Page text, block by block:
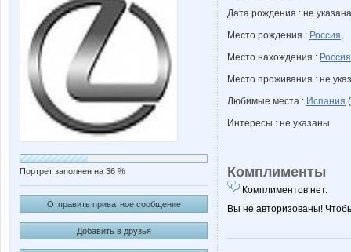
Портрет заполнен на 36 %
Отправить приватное сообщение
Добавить в друзья
Дата рождения : не указана
Место рождения : Россия,
Место нахождения : Россия
Место проживания : не
Любимые места : Испания
Интересы : не указаны
Комплименты
Комплиментов нет.
Вы не авторизованы!